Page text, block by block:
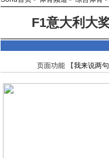
F1意大利大
页面功能 【我来说两句